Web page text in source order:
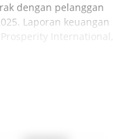
dengan pelanggan
Laporan keuangan
International,